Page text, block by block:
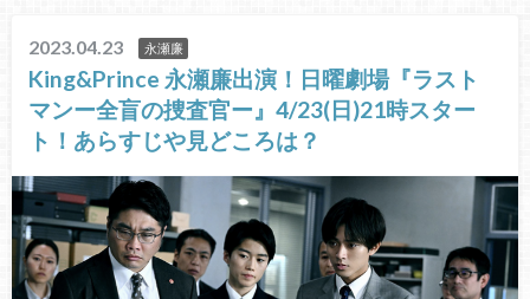
2023.04.23 永瀬廉
King&Prince 永瀬廉出演！日曜劇場『ラスト
マンー全盲の捜査官ー』4/23(日)21時スター
ト！あらすじや見どころは？